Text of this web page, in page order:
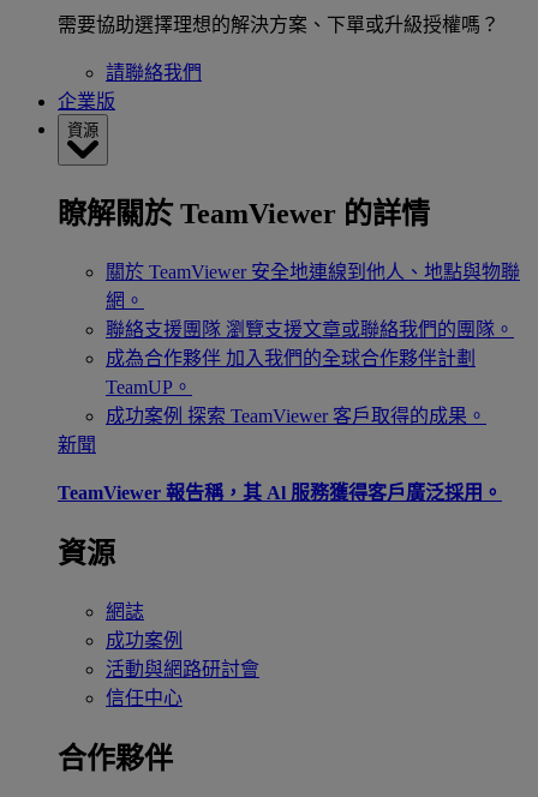
需要協助選擇理想的解決方案、下單或升級授權嗎？
請聯絡我們
企業版
資源
瞭解關於 TeamViewer 的詳情
關於 TeamViewer 安全地連線到他人、地點與物聯
網。
聯絡支援團隊 瀏覽支援文章或聯絡我們的團隊。
成為合作夥伴 加入我們的全球合作夥伴計劃
TeamUP。
成功案例 探索 TeamViewer 客戶取得的成果。
新聞
TeamViewer 報告稱，其 Al 服務獲得客戶廣泛採用。
資源
網誌
成功案例
活動與網路研討會
信任中心
合作夥伴